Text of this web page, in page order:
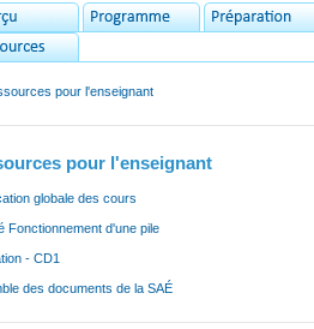
pour l'enseignant
pour l'enseignant
globale des cours
Fonctionnement d'une pile
- CD1
des documents de la SAÉ